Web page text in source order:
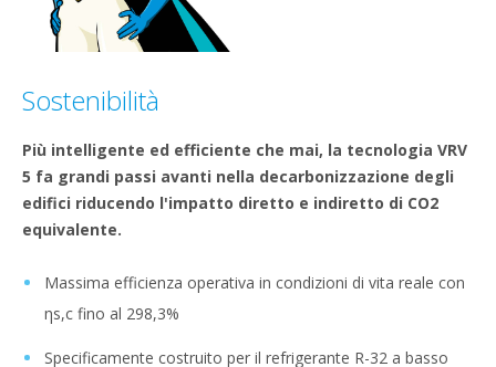
Sostenibilità
Più intelligente ed efficiente che mai, la tecnologia VRV
5 fa grandi passi avanti nella decarbonizzazione degli
edifici riducendo l'impatto diretto e indiretto di CO2
equivalente.
Massima efficienza operativa in condizioni di vita reale con
ηs,c fino al 298,3%
Specificamente costruito per il refrigerante R-32 a basso